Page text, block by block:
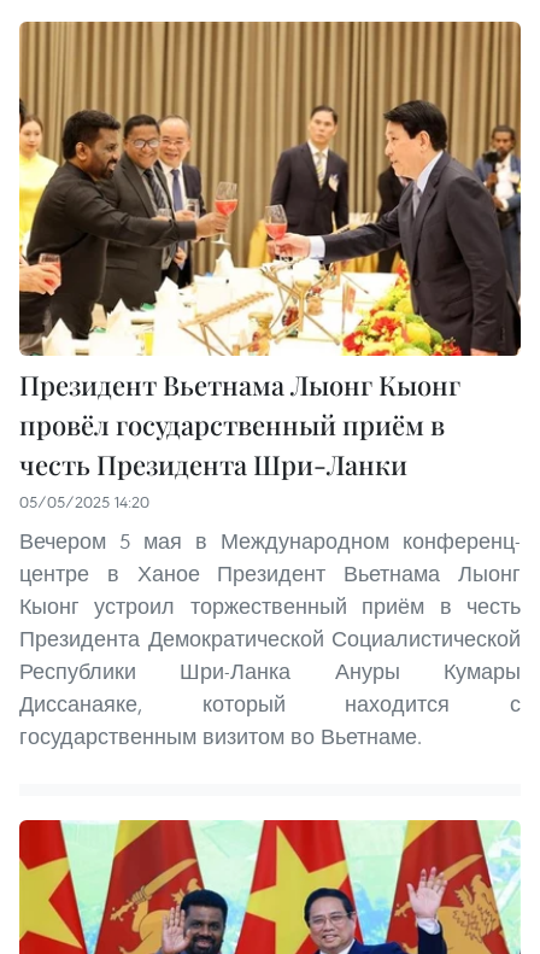
Президент Вьетнама Лыонг Кыонг
провёл государственный приём в
честь Президента Шри-Ланки
05/05/2025 14:20
Вечером 5 мая в Международном конференц-
центре в Ханое Президент Вьетнама Лыонг
Кыонг устроил торжественный приём в честь
Президента Демократической Социалистической
Республики Шри-Ланка Ануры Кумары
Диссанаяке, который находится с
государственным визитом во Вьетнаме.